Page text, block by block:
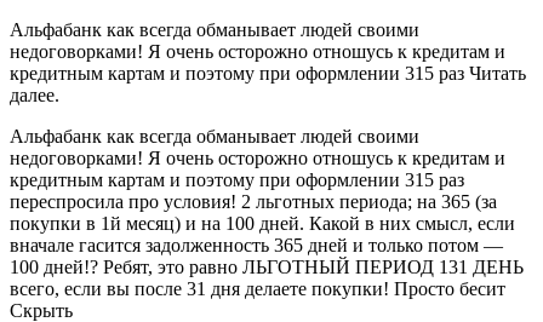
Альфабанк как всегда обманывает людей своими
недоговорками! Я очень осторожно отношусь к кредитам и
кредитным картам и поэтому при оформлении 315 раз Читать
далее.
Альфабанк как всегда обманывает людей своими
недоговорками! Я очень осторожно отношусь к кредитам и
кредитным картам и поэтому при оформлении 315 раз
переспросила про условия! 2 льготных периода; на 365 (за
покупки в 1й месяц) и на 100 дней. Какой в них смысл, если
вначале гасится задолженность 365 дней и только потом —
100 дней!? Ребят, это равно ЛЬГОТНЫЙ ПЕРИОД 131 ДЕНЬ
всего, если вы после 31 дня делаете покупки! Просто бесит
Скрыть